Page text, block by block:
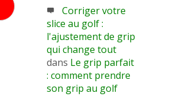
Corriger votre
slice au golf :
l'ajustement de grip
qui change tout
dans Le grip parfait
: comment prendre
son grip au golf